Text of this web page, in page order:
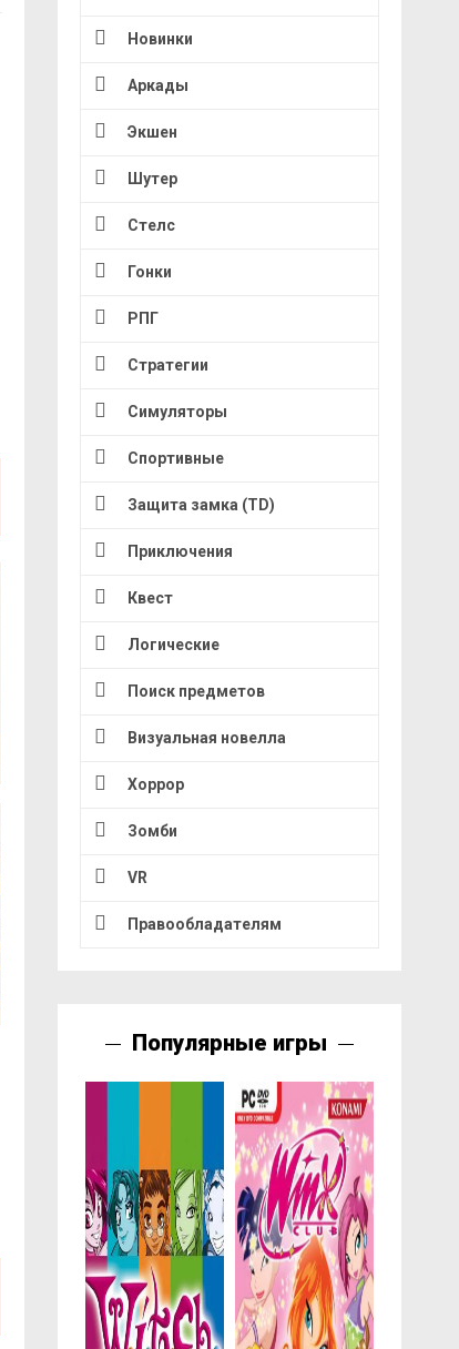
Новинки
Аркады
Экшен
Шутер
Стелс
Гонки
РПГ
Стратегии
Симуляторы
Спортивные
Защита замка (TD)
Приключения
Квест
Логические
Поиск предметов
Визуальная новелла
Хоррор
Зомби
VR
Правообладателям
Популярные игры